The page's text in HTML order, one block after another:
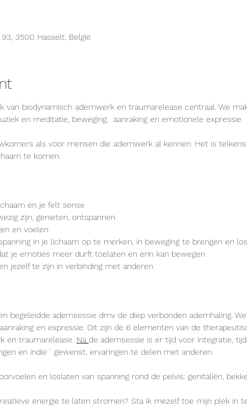
3500 Hasselt, België
van biodynamisch ademwerk en traumarelease centraal. We
en meditatie, beweging,  aanraking en emotionele expressie.
als voor mensen die ademwerk al kennen. Het is
te komen.
en je felt sense
zijn, genieten, ontspannen
en voelen
in je lichaam op te merken, in beweging te brengen en
je emoties meer durft toelaten en erin kan bewegen
jezelf te zijn in verbinding met anderen.
begeleidde ademsessie dmv de diep verbonden ademhaling.
en expressie. Dit zijn de 6 elementen van de
en traumarelease. Na de ademsessie is er tijd voor integratie,
en indie´ gewenst, ervaringen te delen met anderen.
en loslaten van spanning rond de pelvis: genitaliën,
energie te laten stromen? Sta ik mezelf toe mijn plek in